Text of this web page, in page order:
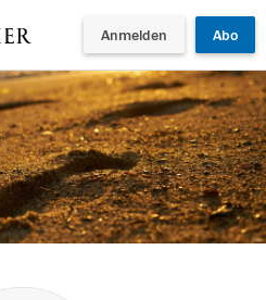
Anmelden Abo